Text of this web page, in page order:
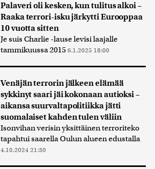
Palaveri oli kesken, kun tulitus alkoi –
Raaka terrori-isku järkytti Eurooppaa
10 vuotta sitten
Je suis Charlie -lause levisi laajalle
tammikuussa 2015 6.1.2025 18:00
Venäjän terrorin jälkeen elämää
sykkinyt saari jäi kokonaan autioksi –
aikansa suurvaltapolitiikka jätti
suomalaiset kahden tulen väliin
Isonvihan verisin yksittäinen terroriteko
tapahtui saarella Oulun alueen edustalla
4.10.2024 21:30